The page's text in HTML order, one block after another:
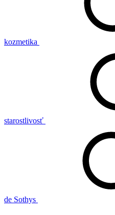
kozmetika
starostlivosť
de Sothys